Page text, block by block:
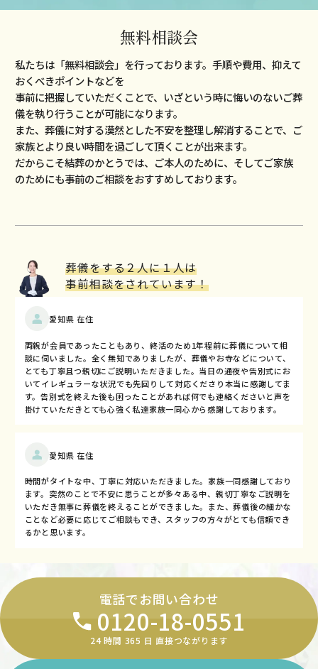
無料相談会
私たちは「無料相談会」を⾏っております。⼿順や費⽤、抑えて
おくべきポイントなどを
事前に把握していただくことで、いざという時に悔いのないご葬
儀を執り⾏うことが可能になります。
また、葬儀に対する漠然とした不安を整理し解消することで、ご
家族とより良い時間を過ごして頂くことが出来ます。
だからこそ結葬のかとうでは、ご本⼈のために、そしてご家族
のためにも事前のご相談をおすすめしております。
葬儀をする２⼈に１⼈は
事前相談をされています！
愛知県 在住
両親が会員であったこともあり、終活のため1年程前に葬儀について相
談に伺いました。全く無知でありましたが、葬儀やお寺などについて、
とても丁寧且つ親切にご説明いただきました。当日の通夜や告別式にお
いてイレギュラーな状況でも先回りして対応くださり本当に感謝してま
す。告別式を終えた後も困ったことがあれば何でも連絡くださいと声を
掛けていただきとても心強く私達家族一同心から感謝しております。
愛知県 在住
時間がタイトな中、丁寧に対応いただきました。家族一同感謝しており
ます。突然のことで不安に思うことが多々ある中、親切丁寧なご説明を
いただき無事に葬儀を終えることができました。また、葬儀後の細かな
ことなど必要に応じてご相談もでき、スタッフの方々がとても信頼でき
るかと思います。
電話でお問い合わせ
0120-18-0551
24 時間 365 ⽇ 直接つながります